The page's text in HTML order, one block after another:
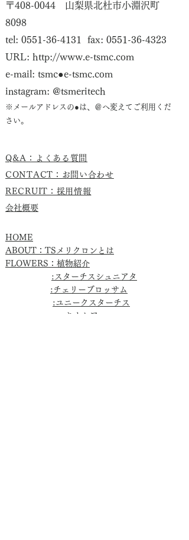
​​〒408-0044 山梨県北杜市小淵沢町
8098
tel: 0551-36-4131 fax: 0551-36-4323
URL: http://www.e-tsmc.com
e-mail: tsmc●e-tsmc.com
instagram: @tsmeritech
※メールアドレスの●は、＠へ変えて ​ご利用くだ
さい。
​Q&A：よくある質問
CONTACT：お問い合わせ
RECRUIT：​採用情報
会社概要
HOME
ABOUT：TSメリクロンとは
FLOWERS：植物紹介
:スターチスシュニアタ
:チェリーブロッサム
:ユニークスターチス
:エキナセア